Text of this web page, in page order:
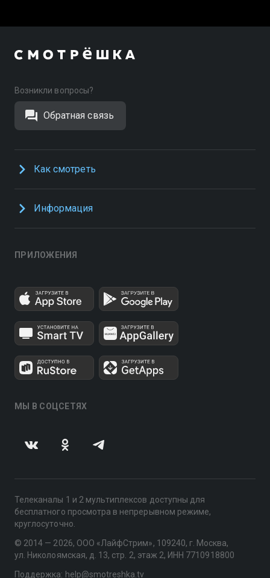
Возникли вопросы?
Обратная связь
Как смотреть
Информация
ПРИЛОЖЕНИЯ
МЫ В СОЦСЕТЯХ
Телеканалы 1 и 2 мультиплексов доступны для
бесплатного просмотра в непрерывном режиме,
круглосуточно.
© 2014 — 2026, ООО «ЛайфСтрим», 109240, г. Москва,
ул. Николоямская, д. 13, стр. 2, этаж 2, ИНН 7710918800
Поддержка: help@smotreshka.tv